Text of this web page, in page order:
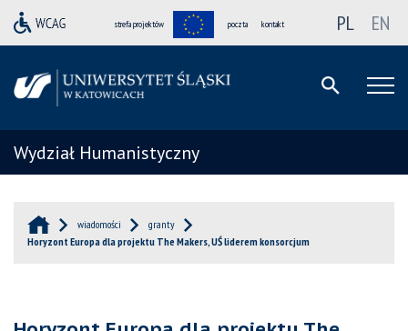
strefa projektów poczta kontakt PL EN
Wydział Humanistyczny
wiadomości
granty
Horyzont Europa dla projektu The Makers, UŚ liderem konsorcjum